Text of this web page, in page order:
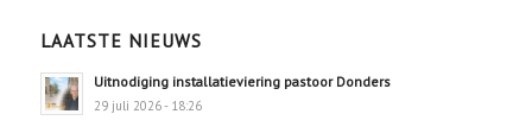
LAATSTE NIEUWS
Uitnodiging installatieviering pastoor Donders
29 juli 2026 - 18:26